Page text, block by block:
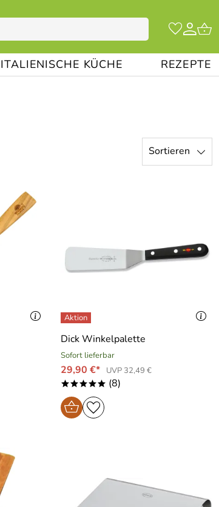
ITALIENISCHE KÜCHE REZEPTE
Sortieren
Dick Winkelpalette
Sofort lieferbar
29,90 €* UVP 32,49 €
***** (8)